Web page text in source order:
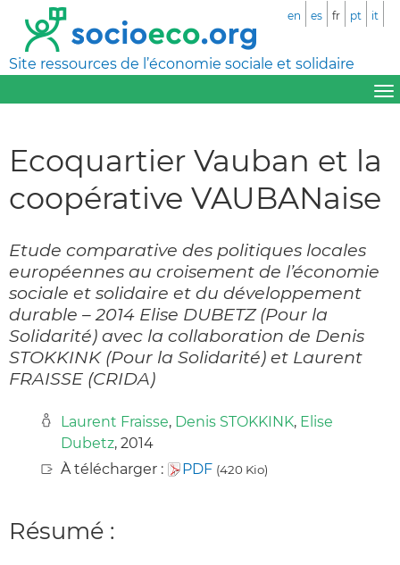
Site ressources de l’économie sociale et solidaire
en es fr pt it
Ecoquartier Vauban et la
coopérative VAUBANaise
Etude comparative des politiques locales
européennes au croisement de l’économie
sociale et solidaire et du développement
durable – 2014 Elise DUBETZ (Pour la
Solidarité) avec la collaboration de Denis
STOKKINK (Pour la Solidarité) et Laurent
FRAISSE (CRIDA)
Laurent Fraisse, Denis STOKKINK, Elise
Dubetz, 2014
À télécharger :
PDF (420 Kio)
Résumé :